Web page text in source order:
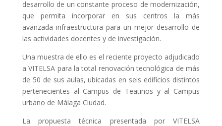
desarrollo de un constante proceso de modernización,
que permita incorporar en sus centros la más
avanzada infraestructura para un mejor desarrollo de
las actividades docentes y de investigación.
Una muestra de ello es el reciente proyecto adjudicado
a VITELSA para la total renovación tecnológica de más
de 50 de sus aulas, ubicadas en seis edificios distintos
pertenecientes al Campus de Teatinos y al Campus
urbano de Málaga Ciudad.
La propuesta técnica presentada por VITELSA